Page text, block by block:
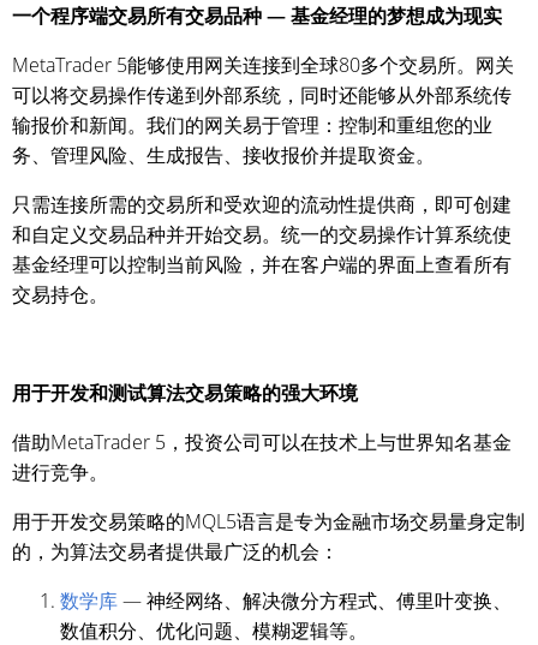
一个程序端交易所有交易品种 — 基金经理的梦想成为现实
MetaTrader 5能够使用网关连接到全球80多个交易所。网关
可以将交易操作传递到外部系统，同时还能够从外部系统传
输报价和新闻。我们的网关易于管理：控制和重组您的业
务、管理风险、生成报告、接收报价并提取资金。
只需连接所需的交易所和受欢迎的流动性提供商，即可创建
和自定义交易品种并开始交易。统一的交易操作计算系统使
基金经理可以控制当前风险，并在客户端的界面上查看所有
交易持仓。
用于开发和测试算法交易策略的强大环境
借助MetaTrader 5，投资公司可以在技术上与世界知名基金
进行竞争。
用于开发交易策略的MQL5语言是专为金融市场交易量身定制
的，为算法交易者提供最广泛的机会：
数学库— 神经网络、解决微分方程式、傅里叶变换、
数值积分、优化问题、模糊逻辑等。